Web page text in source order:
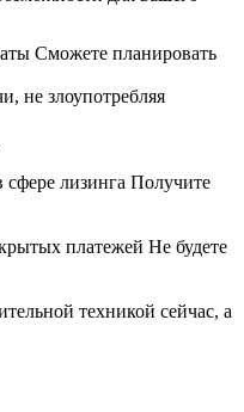
Сможете планировать
Получите
Не будете